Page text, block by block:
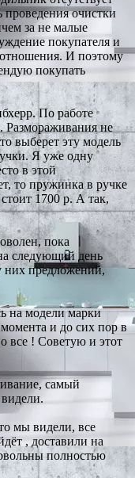
проведения очистки
за не малые
покупателя и
И поэтому
покупать
По работе
Размораживания не
выберет эту модель
Я уже одну
в этой
то пружинка в ручке
1700 р. А так,
пока
следующий день
них предложений,
на модели марки
момента и до сих пор в
все ! Советую и этот
самый
мы видели, все
, доставили на
полностью